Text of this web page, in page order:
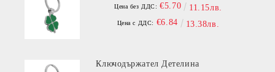
Цена без ДДС: €5.70 11.15лв.
Цена с ДДС: €6.84 13.38лв.
Ключодържател Детелина